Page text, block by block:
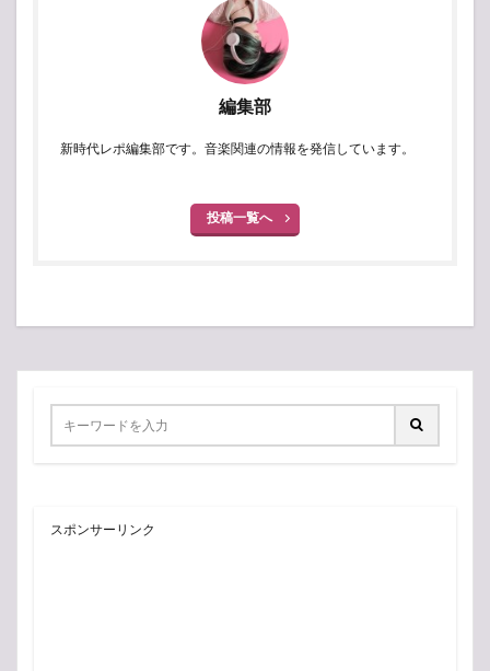
編集部
新時代レポ編集部です。音楽関連の情報を発信しています。
投稿一覧へ
スポンサーリンク